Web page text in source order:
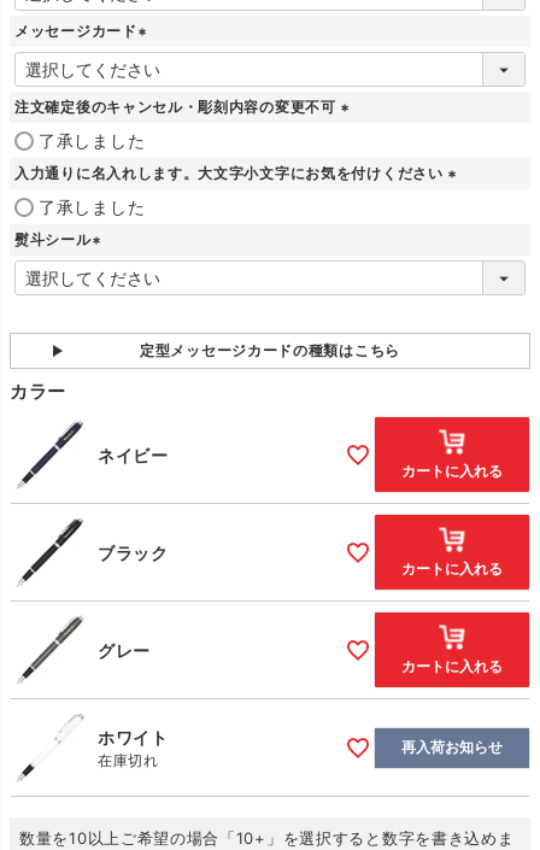
メッセージカード
(
必
須
注文確定後のキャンセル・彫刻内容の変更不可
須
了承しました
入力通りに名入れします。大文字小文字にお気を付けください
)
了承しました
熨斗シール
(
必
)
定型メッセージカードの種類はこちら
カラー
ネイビー
カートに入れる
ブラック
カートに入れる
グレー
カートに入れる
ホワイト
在庫切れ
再入荷お知らせ
数量を10以上ご希望の場合「10+」を選択すると数字を書き込めま